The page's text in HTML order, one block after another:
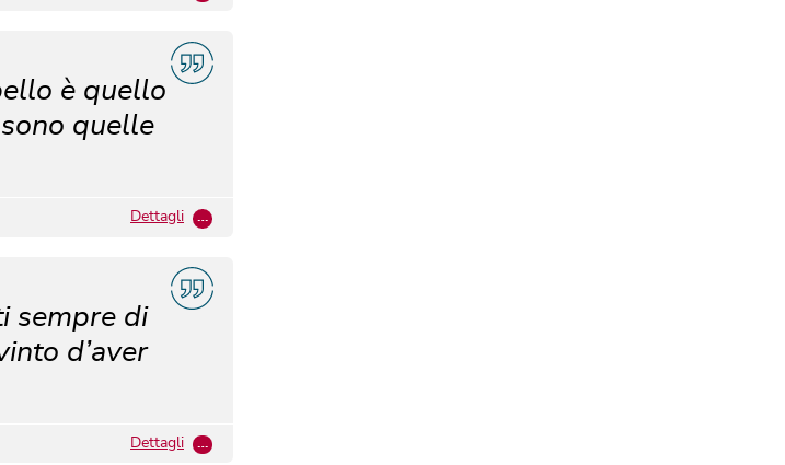
è quello
quelle
Dettagli …
sempre di
d’aver
Dettagli …